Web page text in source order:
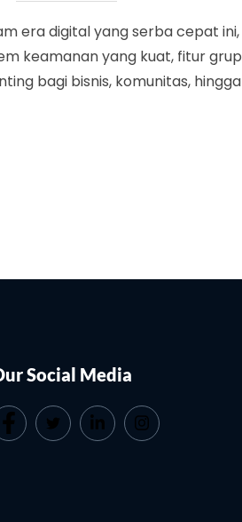
era digital yang serba cepat ini,
keamanan yang kuat, fitur grup
bagi bisnis, komunitas, hingga
Social Media